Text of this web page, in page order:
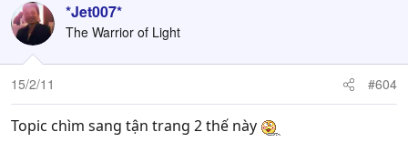
*Jet007*
The Warrior of Light
15/2/11 #604
Topic chìm sang tận trang 2 thế này